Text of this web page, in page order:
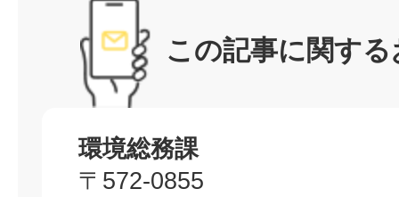
この記事に関す
環境総務課
〒572-0855